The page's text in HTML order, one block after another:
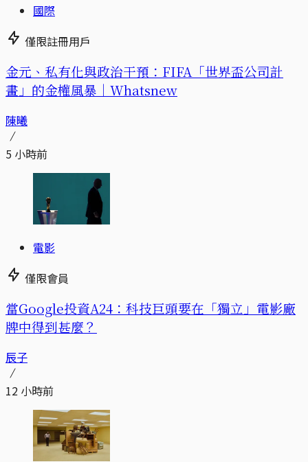
國際
僅限註冊用戶
金元、私有化與政治干預：FIFA「世界盃公司計
畫」的金權風暴｜Whatsnew
陳曦
5 小時前
電影
僅限會員
當Google投資A24：科技巨頭要在「獨立」電影廠
牌中得到甚麼？
辰子
12 小時前